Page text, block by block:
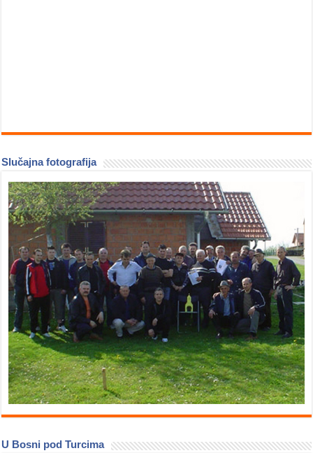
Slučajna fotografija
U Bosni pod Turcima